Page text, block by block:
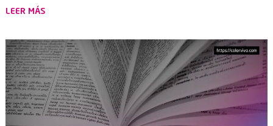
LEER MÁS